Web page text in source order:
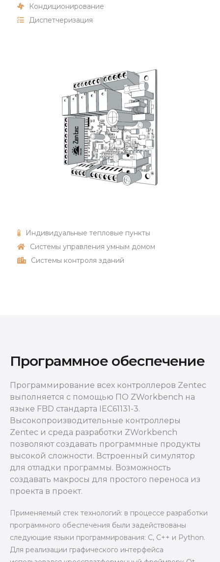
Кондиционирование
Диспетчеризация
Индивидуальные тепловые пункты
Системы управления умным домом
Системы контроля зданий
Программное обеспечение
Программирование всех контроллеров Zentec
выполняется с помощью ПО ZWorkbench на
языке FBD стандарта IEC61131-3.
Высокопроизводительные контроллеры
Zentec и среда разработки ZWorkbench
позволяют создавать программные продукты
высокой сложности. Встроенный симулятор
для отладки программы. Возможность
создавать макросы для простого переноса из
проекта в проект.
Применяемый стек технологий: в процессе разработки
программного обеспечения были задействованы
следующие языки программирования: C, C++ и Python.
Для реализации графического интерфейса